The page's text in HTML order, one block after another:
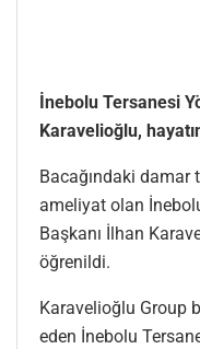
İnebolu Tersanesi
Karavelioğlu,
Bacağındaki damar
ameliyat olan
Başkanı İlhan
öğrenildi.
Karavelioğlu Group
eden İnebolu